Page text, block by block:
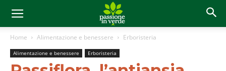
Home Alimentazione e benessere Erboristeria
Alimentazione e benessere Erboristeria